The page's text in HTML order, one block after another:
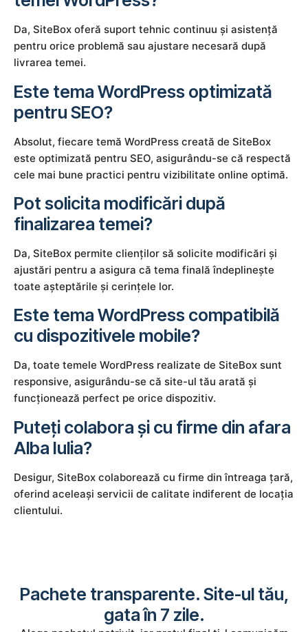
Da, SiteBox oferă suport tehnic continuu și asistență
pentru orice problemă sau ajustare necesară după
livrarea temei.
Este tema WordPress optimizată
pentru SEO?
Absolut, fiecare temă WordPress creată de SiteBox
este optimizată pentru SEO, asigurându-se că respectă
cele mai bune practici pentru vizibilitate online optimă.
Pot solicita modificări după
finalizarea temei?
Da, SiteBox permite clienților să solicite modificări și
ajustări pentru a asigura că tema finală îndeplinește
toate așteptările și cerințele lor.
Este tema WordPress compatibilă
cu dispozitivele mobile?
Da, toate temele WordPress realizate de SiteBox sunt
responsive, asigurându-se că site-ul tău arată și
funcționează perfect pe orice dispozitiv.
Puteți colabora și cu firme din afara
Alba Iulia?
Desigur, SiteBox colaborează cu firme din întreaga țară,
oferind aceleași servicii de calitate indiferent de locația
clientului.
Pachete transparente. Site-ul tău,
gata în 7 zile.